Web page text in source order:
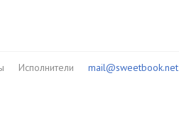
Исполнители mail@sweetbook.net